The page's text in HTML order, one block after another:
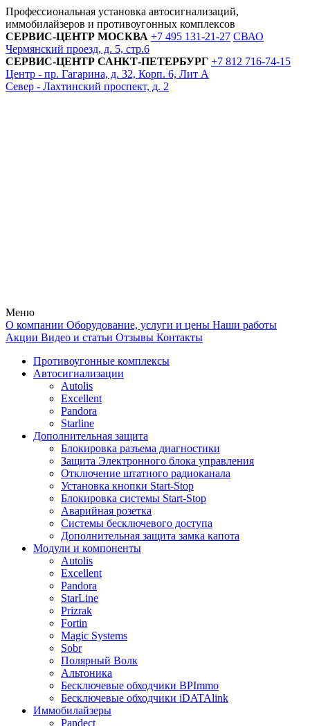
Профессиональная установка автосигнализаций,
иммобилайзеров и противоугонных комплексов
СЕРВИС-ЦЕНТР МОСКВА +7 495 131-21-27 СВАО
Чермянский проезд, д. 5, стр.6
СЕРВИС-ЦЕНТР САНКТ-ПЕТЕРБУРГ +7 812 716-74-15
Центр - пр. Гагарина, д. 32, Корп. 6, Лит А
Север - Лахтинский проспект, д. 2
Меню
О компании Оборудование, услуги и цены Наши работы
Акции Видео и статьи Отзывы Контакты
Противоугонные комплексы
Автосигнализации
Autolis
Excellent
Pandora
Starline
Дополнительная защита
Блокировка разъема диагностики
Защита Электронного блока управления
Отключение штатного радиоканала
Установка кнопки Start-Stop
Блокировка системы Start-Stop
Аварийная розетка
Системы бесключевого доступа
Дополнительная защита замка капота
Модули и компоненты
Autolis
Excellent
Pandora
StarLine
Prizrak
Fortin
Magic Systems
Sobr
Полярный Волк
Альтоника
Бесключевые обходчики BPImmo
Бесключевые обходчики iDATAlink
Иммобилайзеры
Pandect